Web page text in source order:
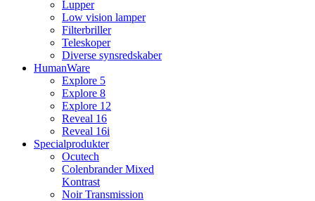
Lupper
Low vision lamper
Filterbriller
Teleskoper
Diverse synsredskaber
HumanWare
Explore 5
Explore 8
Explore 12
Reveal 16
Reveal 16i
Specialprodukter
Ocutech
Colenbrander Mixed
Kontrast
Noir Transmission